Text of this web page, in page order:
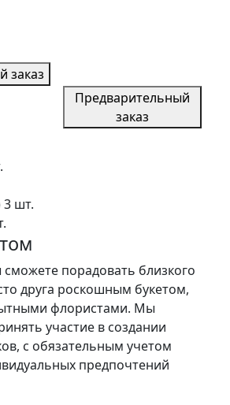
заказ
Предварительный
заказ
3 шт.
порадовать близкого
друга роскошным букетом,
флористами. Мы
участие в создании
с обязательным учетом
предпочтений